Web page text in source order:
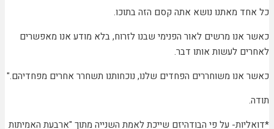
מאתנו נושא אתה קסם הזה בתוכו.
מרשים לאור הפנימי שבנו לזרוח, בלא מודע אנו מאפשרים
לעשות אותו דבר.
משוחררים הפחדים שלנו, נוכחותנו תשחרר אחרים מפחדיהם."
על פי הבודהיזם שייכת לאמת השנייה מתוך "ארבעת האמיתות